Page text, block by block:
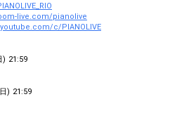
live.com/pianolive
c/PIANOLIVE
) 21:59
) 21:59